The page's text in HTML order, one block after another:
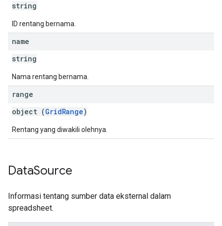
string
ID rentang bernama.
name
string
Nama rentang bernama.
range
object (GridRange)
Rentang yang diwakili olehnya.
DataSource
Informasi tentang sumber data eksternal dalam
spreadsheet.